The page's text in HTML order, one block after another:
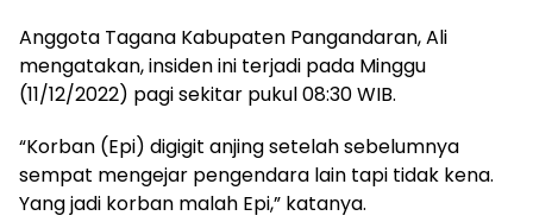
Anggota Tagana Kabupaten Pangandaran, Ali
mengatakan, insiden ini terjadi pada Minggu
(11/12/2022) pagi sekitar pukul 08:30 WIB.
“Korban (Epi) digigit anjing setelah sebelumnya
sempat mengejar pengendara lain tapi tidak kena.
Yang jadi korban malah Epi,” katanya.